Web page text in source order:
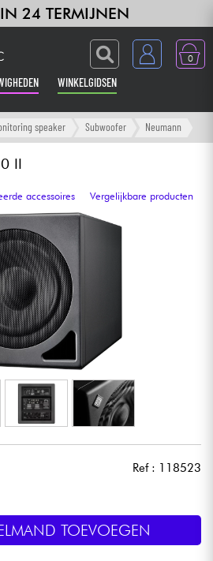
IN 24 TERMIJNEN
0
WINKELGIDSEN
speaker Subwoofer Neumann
II
accessoires
Vergelijkbare producten
Ref : 118523
TOEVOEGEN